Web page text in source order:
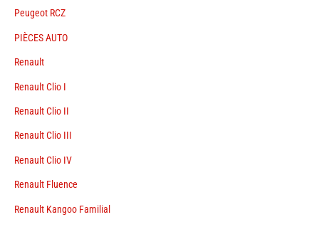
Peugeot RCZ
PIÈCES AUTO
Renault
Renault Clio I
Renault Clio II
Renault Clio III
Renault Clio IV
Renault Fluence
Renault Kangoo Familial